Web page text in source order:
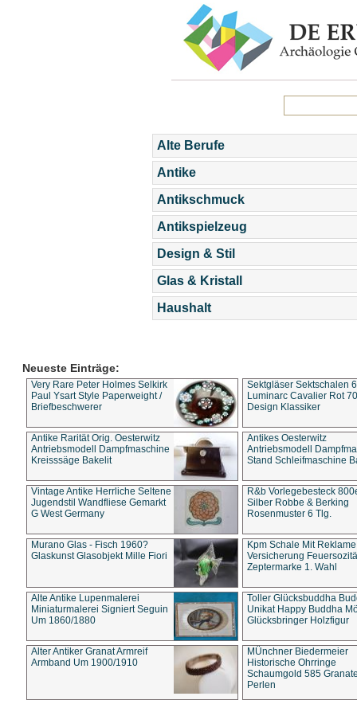
Alte Berufe
Antike
Antikschmuck
Antikspielzeug
Design & Stil
Glas & Kristall
Haushalt
Neueste Einträge:
Very Rare Peter Holmes Selkirk
Paul Ysart Style Paperweight /
Briefbeschwerer
Sektgläser Sektschalen
Luminarc Cavalier Rot
Design Klassiker
Antike Rarität Orig. Oesterwitz
Antriebsmodell Dampfmaschine
Kreisssäge Bakelit
Antikes Oesterwitz
Antriebsmodell
Stand Schleifmaschine
Vintage Antike Herrliche Seltene
Jugendstil Wandfliese Gemarkt
G West Germany
R&b Vorlegebesteck
Silber Robbe & Berking
Rosenmuster 6 Tlg.
Murano Glas - Fisch 1960?
Glaskunst Glasobjekt Mille Fiori
Kpm Schale Mit Reklame
Versicherung
Zeptermarke 1. Wahl
Alte Antike Lupenmalerei
Miniaturmalerei Signiert Seguin
Um 1860/1880
Toller Glücksbuddha
Unikat Happy Buddha
Glücksbringer Holzfigur
Alter Antiker Granat Armreif
Armband Um 1900/1910
MÜnchner Biedermeier
Historische Ohrringe
Schaumgold 585
Perlen